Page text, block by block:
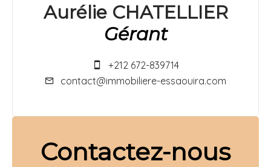
Aurélie CHATELLIER
Gérant
+212 672-839714
contact@immobiliere-essaouira.com
Contactez-nous